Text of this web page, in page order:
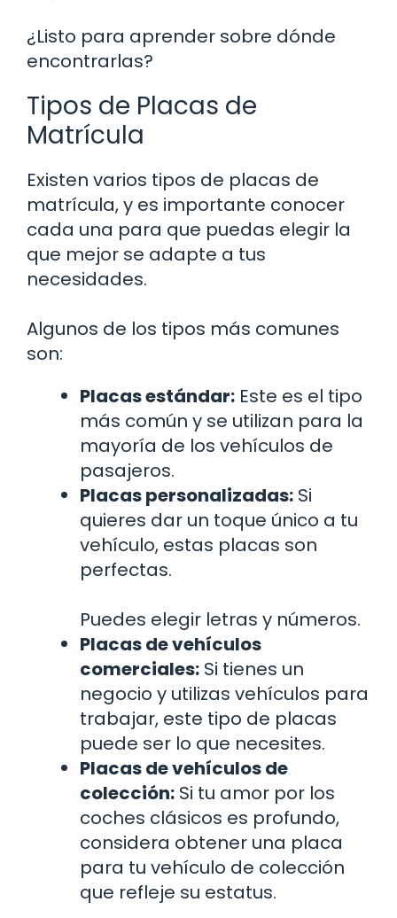
¿Listo para aprender sobre dónde
encontrarlas?
Tipos de Placas de
Matrícula
Existen varios tipos de placas de
matrícula, y es importante conocer
cada una para que puedas elegir la
que mejor se adapte a tus
necesidades.
Algunos de los tipos más comunes
son:
Placas estándar: Este es el tipo
más común y se utilizan para la
mayoría de los vehículos de
pasajeros.
Placas personalizadas: Si
quieres dar un toque único a tu
vehículo, estas placas son
perfectas.
Puedes elegir letras y números.
Placas de vehículos
comerciales: Si tienes un
negocio y utilizas vehículos para
trabajar, este tipo de placas
puede ser lo que necesites.
Placas de vehículos de
colección: Si tu amor por los
coches clásicos es profundo,
considera obtener una placa
para tu vehículo de colección
que refleje su estatus.